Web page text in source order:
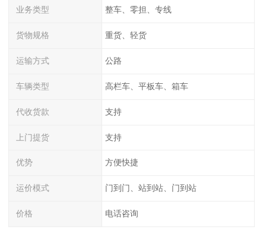
业务类型 整车、零担、专线
货物规格 重货、轻货
运输方式 公路
车辆类型 高栏车、平板车、箱车
代收货款 支持
上门提货 支持
优势 方便快捷
运价模式 门到门、站到站、门到站
价格 电话咨询